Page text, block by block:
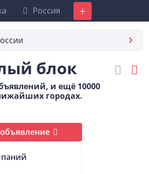
Россия Добавить
блок
и ещё 10000
городах.